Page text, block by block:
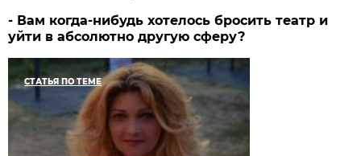
- Вам когда-нибудь хотелось бросить театр и
уйти в абсолютно другую сферу?
СТАТЬЯ ПО ТЕМЕ